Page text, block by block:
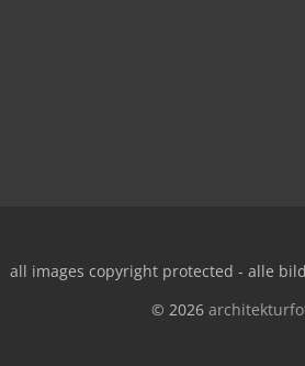
all images copyright protected - alle
© 2026